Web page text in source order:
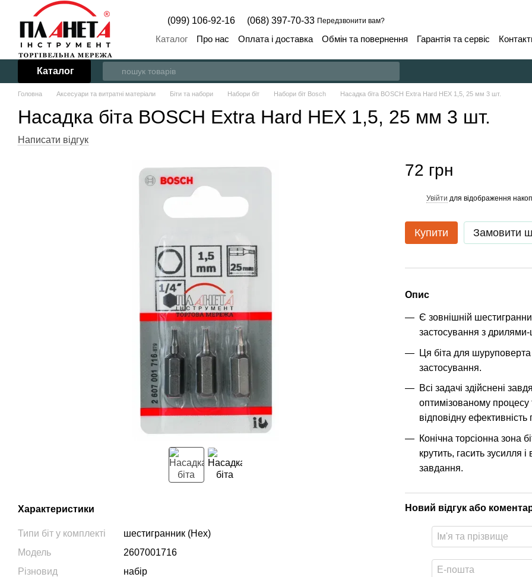
Перейти до основного контенту
(099) 106-92-16 (068) 397-70-33 Передзвонити вам?
Каталог Про нас Оплата і доставка Обмін та повернення Гарантія та сервіс
Каталог
Головна Аксесуари та витратні матеріали Біти та набори Набори біт Набори біт Bosch Насадка біта BOSCH Extra Hard HEX 1,5, 25 мм 3 шт.
Насадка біта BOSCH Extra Hard HEX 1,5, 25 мм 3 шт.
Написати відгук
Характеристики
Типи біт у комплекті
шестигранник (Hex)
Модель
2607001716
Різновид
набір
72 грн
Увійти для відображення
Купити Замовити
Опис
Є зовнішній
застосування з
Ця біта для
застосування.
Всі задачі здійснені
оптимізованому процесу
відповідну
Конічна торсіонна зона
крутить, гасить зусилля і
завдання.
Новий відгук або